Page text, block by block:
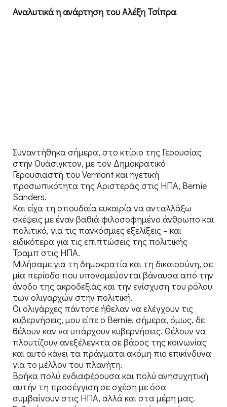
Αναλυτικά η ανάρτηση του Αλέξη Τσίπρα
Συναντήθηκα σήμερα, στο κτίριο της Γερουσίας
στην Ουάσιγκτον, με τον Δημοκρατικό
Γερουσιαστή του Vermont και ηγετική
προσωπικότητα της Αριστεράς στις ΗΠΑ, Bernie
Sanders.
Και είχα τη σπουδαία ευκαιρία να ανταλλάξω
σκέψεις με έναν βαθιά φιλοσοφημένο άνθρωπο και
πολιτικό, για τις παγκόσμιες εξελίξεις – και
ειδικότερα για τις επιπτώσεις της πολιτικής
Τραμπ στις ΗΠΑ.
Μιλήσαμε για τη δημοκρατία και τη δικαιοσύνη, σε
μία περίοδο που υπονομεύονται βάναυσα από την
άνοδο της ακροδεξιάς και την ενίσχυση του ρόλου
των ολιγαρχών στην πολιτική.
Οι ολιγάρχες πάντοτε ήθελαν να ελέγχουν τις
κυβερνήσεις, μου είπε ο Bernie, σήμερα, όμως, δε
θέλουν καν να υπάρχουν κυβερνήσεις. Θέλουν να
πλουτίζουν ανεξέλεγκτα σε βάρος της κοινωνίας
και αυτό κάνει τα πράγματα ακόμη πιο επικίνδυνα
για το μέλλον του πλανήτη.
Βρήκα πολύ ενδιαφέρουσα και πολύ ανησυχητική
αυτήν τη προσέγγιση σε σχέση με όσα
συμβαίνουν στις ΗΠΑ, αλλά και στα μέρη μας.